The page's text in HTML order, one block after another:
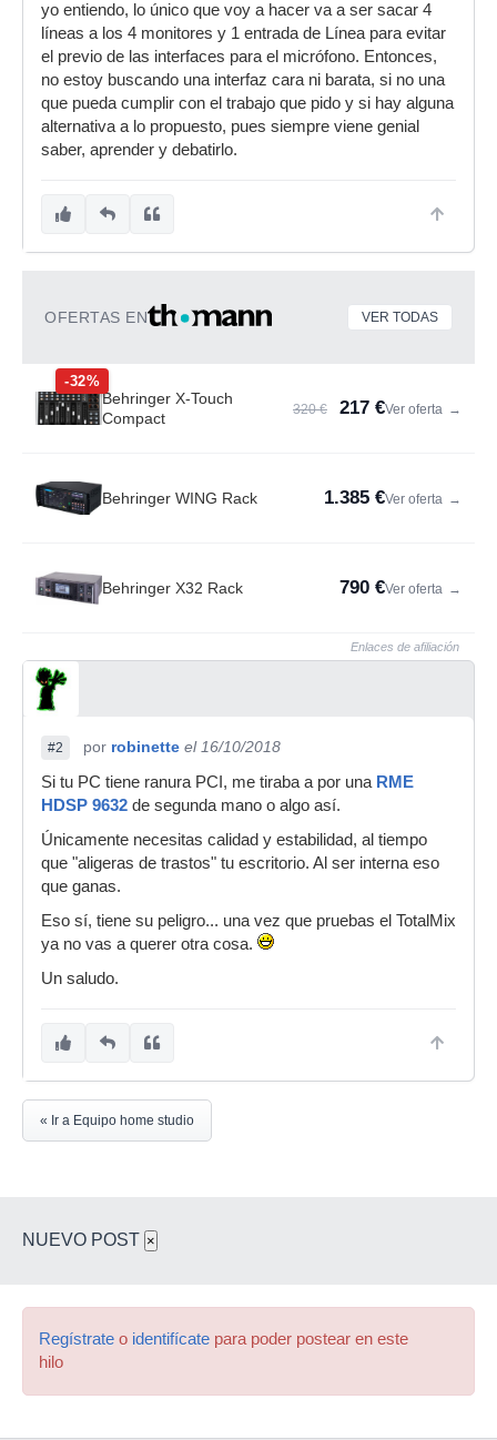
yo entiendo, lo único que voy a hacer va a ser sacar 4
líneas a los 4 monitores y 1 entrada de Línea para evitar
el previo de las interfaces para el micrófono. Entonces,
no estoy buscando una interfaz cara ni barata, si no una
que pueda cumplir con el trabajo que pido y si hay alguna
alternativa a lo propuesto, pues siempre viene genial
saber, aprender y debatirlo.
OFERTAS EN VER TODAS
-32%
Behringer X-Touch
Compact
320 € 217 €Ver oferta →
Behringer WING Rack 1.385 €Ver oferta →
Behringer X32 Rack 790 €Ver oferta →
Enlaces de afiliación
#2 por robinette el 16/10/2018
Si tu PC tiene ranura PCI, me tiraba a por una RME
HDSP 9632 de segunda mano o algo así.
Únicamente necesitas calidad y estabilidad, al tiempo
que "aligeras de trastos" tu escritorio. Al ser interna eso
que ganas.
Eso sí, tiene su peligro... una vez que pruebas el TotalMix
ya no vas a querer otra cosa.
Un saludo.
« Ir a Equipo home studio
NUEVO POST ×
Regístrate o identifícate para poder postear en este
hilo